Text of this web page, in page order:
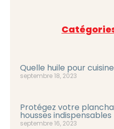
Quelle huile pour
septembre 18, 2023
Protégez votre
housses indispensables
septembre 16, 2023